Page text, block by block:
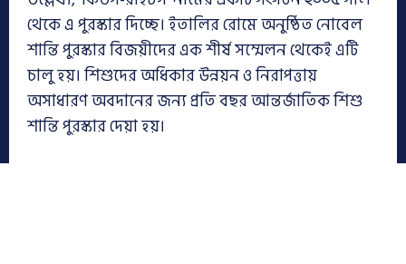
থেকে এ পুরস্কার দিচ্ছে। ইতালির রোমে অনুষ্ঠিত নোবেল
শান্তি পুরস্কার বিজয়ীদের এক শীর্ষ সম্মেলন থেকেই এটি
চালু হয়। শিশুদের অধিকার উন্নয়ন ও নিরাপত্তায়
অসাধারণ অবদানের জন্য প্রতি বছর আন্তর্জাতিক শিশু
শান্তি পুরস্কার দেয়া হয়।